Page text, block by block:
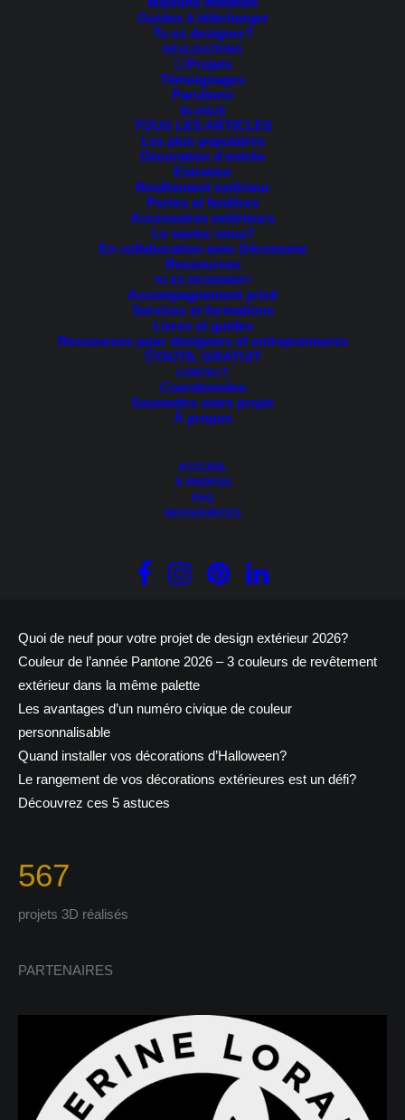
Guides à télécharger
Tu es designer?
RÉALISATIONS
Projets
Témoignages
Parutions
BLOGUE
TOUS LES ARTICLES
Les plus populaires
Décoration d’entrée
Entretien
Revêtement extérieur
Portes et fenêtres
Accessoires extérieurs
Le saviez-vous?
En collaboration avec Déconome
Ressources
TU ES DESIGNER?
Accompagnement privé
Services et formations
Livres et guides
Ressources pour designers et entrepreneures
OUTIL GRATUIT
CONTACT
Coordonnées
Soumettre votre projet
À propos
ACCUEIL
À PROPOS
FAQ
RESSOURCES
cherchez. Peut-être qu'une recherche peut vous aider.
Sarah-Eve Cossette
À temps plein depuis 2015, je vous aide à rehausser votre
façade de maison partout au Canada! La gamme de produits
et services proposée vous permet de faire évoluer votre projet
Articles récents
Quoi de neuf pour votre projet de design extérieur 2026?
Couleur de l’année Pantone 2026 – 3 couleurs de revêtement
extérieur dans la même palette
Les avantages d’un numéro civique de couleur
personnalisable
Quand installer vos décorations d’Halloween?
Le rangement de vos décorations extérieures est un défi?
Découvrez ces 5 astuces
567
projets 3D réalisés
PARTENAIRES